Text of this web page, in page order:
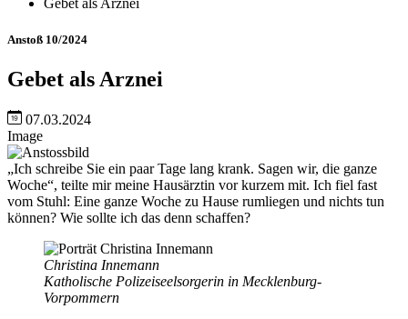
Gebet als Arznei
Anstoß 10/2024
Gebet als Arznei
07.03.2024
Image
„Ich schreibe Sie ein paar Tage lang krank. Sagen wir, die ganze
Woche“, teilte mir meine Hausärztin vor kurzem mit. Ich fiel fast
vom Stuhl: Eine ganze Woche zu Hause rumliegen und nichts tun
können? Wie sollte ich das denn schaffen?
Christina Innemann
Katholische Polizeiseelsorgerin in Mecklenburg-
Vorpommern